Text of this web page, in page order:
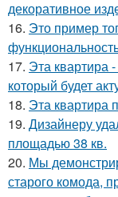
декоративное
16. Это пример
17. Эта квартира
который будет
18. Эта квартира
19. Дизайнеру
площадью 38 кв.
20. Мы
старого комода,